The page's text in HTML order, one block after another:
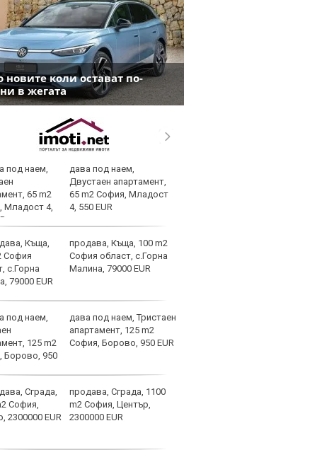
новите коли остават по-
в жегата
дава под наем,
Двустаен апартамент,
65 m2 София, Младост
4, 550 EUR
продава, Къща, 100 m2
София област, с.Горна
Малина, 79000 EUR
дава под наем, Тристаен
апартамент, 125 m2
София, Борово, 950 EUR
продава, Сграда, 1100
m2 София, Център,
2300000 EUR